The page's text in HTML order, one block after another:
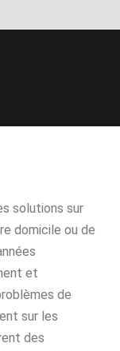
solutions sur
domicile ou de
et
de
sur les
des